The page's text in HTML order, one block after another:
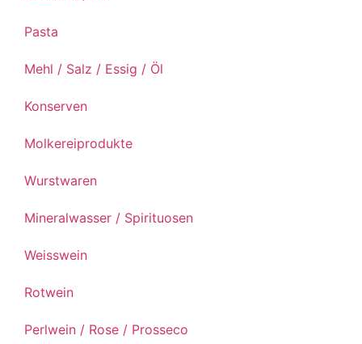
Pasta
Mehl / Salz / Essig / Öl
Konserven
Molkereiprodukte
Wurstwaren
Mineralwasser / Spirituosen
Weisswein
Rotwein
Perlwein / Rose / Prosseco